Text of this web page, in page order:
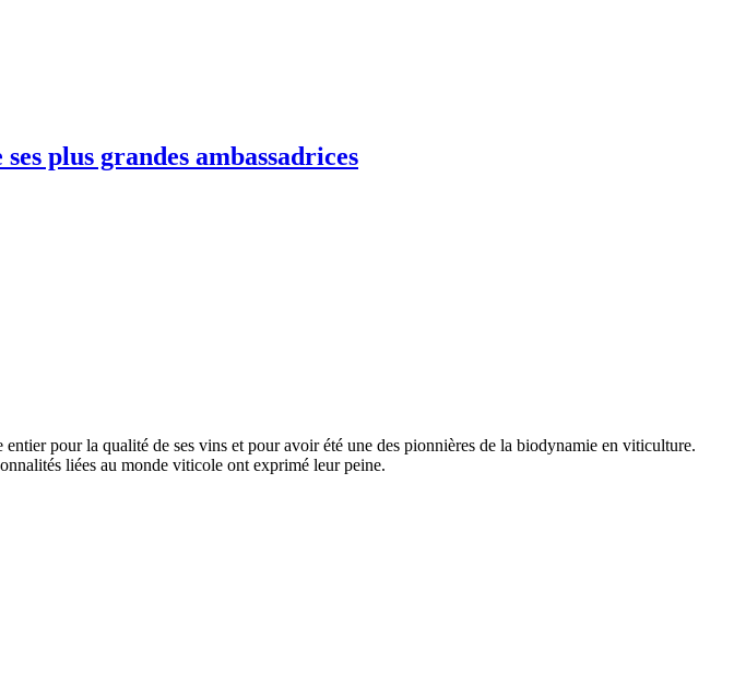
plus grandes ambassadrices
pour la qualité de ses vins et pour avoir été une des pionnières de la biodynamie en viticulture.
liées au monde viticole ont exprimé leur peine.